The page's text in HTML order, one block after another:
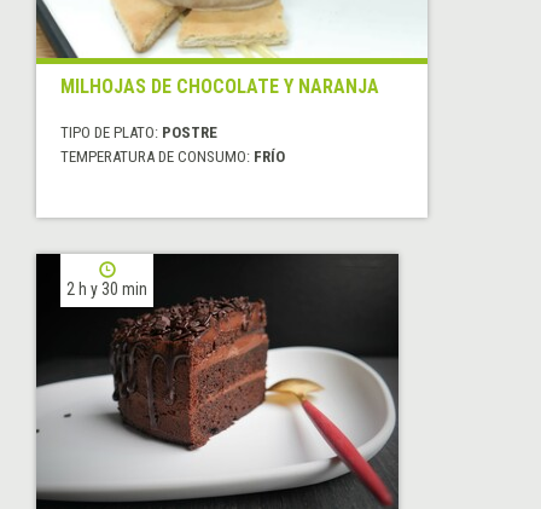
MILHOJAS DE CHOCOLATE Y NARANJA
TIPO DE PLATO: POSTRE
TEMPERATURA DE CONSUMO: FRÍO
2 h y 30 min